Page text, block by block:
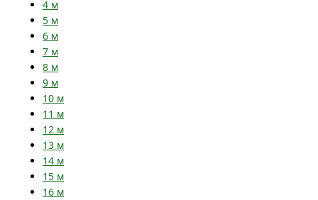
4 м
5 м
6 м
7 м
8 м
9 м
10 м
11 м
12 м
13 м
14 м
15 м
16 м